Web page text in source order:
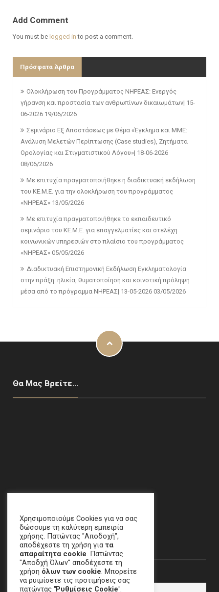
Add Comment
You must be logged in to post a comment.
Πρόσφατα Άρθρα
Ολοκλήρωση του Προγράμματος ΝΗΡΕΑΣ: Ενεργός
γήρανση και προστασία των ανθρωπίνων δικαιωμάτων| 15-
06-2026 19/06/2026
Σεμινάριο Εξ Αποστάσεως με Θέμα «Έγκλημα και ΜΜΕ:
Ανάλυση Μελετών Περίπτωσης (Case studies), Ζητήματα
Ορολογίας και Στιγματιστικού Λόγου»| 18-06-2026
08/06/2026
Με επιτυχία πραγματοποιήθηκε η διαδικτυακή εκδήλωση
του ΚΕ.Μ.Ε. για την ολοκλήρωση του προγράμματος
«ΝΗΡΕΑΣ» 13/05/2026
Με επιτυχία πραγματοποιήθηκε το εκπαιδευτικό
σεμινάριο του ΚΕ.Μ.Ε. για επαγγελματίες και στελέχη
κοινωνικών υπηρεσιών στο πλαίσιο του προγράμματος
«ΝΗΡΕΑΣ» 05/05/2026
Διαδικτυακή Επιστημονική Εκδήλωση Εγκληματολογία
στην πράξη: ηλικία, θυματοποίηση και κοινοτική πρόληψη
μέσα από το πρόγραμμα ΝΗΡΕΑΣ| 13-05-2026 03/05/2026
Θα Μας Βρείτε…
email:crime[at]e-keme[dot]gr
Newsletter
Email
Χρησιμοποιούμε Cookies για να σας
δώσουμε τη καλύτερη εμπειρία
χρήσης. Πατώντας "Αποδοχή”,
αποδέχεστε τη χρήση για τα
απαραίτητα cookie. Πατώντας
"Αποδχή Όλων" αποδέχεστε τη
χρήση όλων των cookie. Μπορείτε
να ρυιμίσετε τις προτιμήσεις σας
πατώντας "Ρυθμίσεις Cookie".